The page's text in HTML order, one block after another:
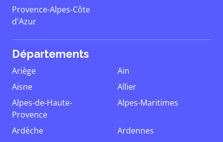
Provence-Alpes-Côte
d'Azur
Départements
Ariège
Ain
Aisne
Allier
Alpes-de-Haute-
Provence
Alpes-Maritimes
Ardèche
Ardennes